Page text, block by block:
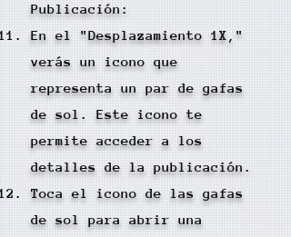
Publicación:
En el "Desplazamiento 1X,"
verás un icono que
representa un par de gafas
de sol. Este icono te
permite acceder a los
detalles de la publicación.
Toca el icono de las gafas
de sol para abrir una